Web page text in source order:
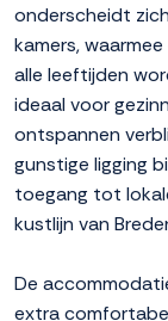
onderscheidt
kamers,
alle leeftijden
ideaal voor
ontspannen
gunstige ligging
toegang tot
kustlijn van
De
extra